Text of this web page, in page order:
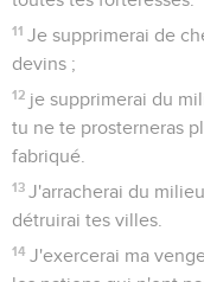
15
l'olive mais tu ne te
jus de raisin mais tu ne
16 On respecte les
d'agir de la famille
conseils. C'est
de tes habitants un
le déshonneur de mon
Michée 7